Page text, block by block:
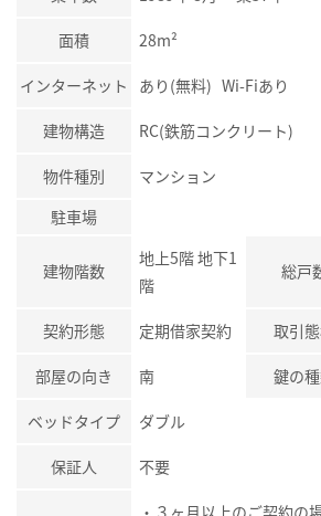
面積 28m²
インターネット あり(無料) Wi-Fiあり
建物構造 RC(鉄筋コンクリート)
物件種別
マンション
駐車場
建物階数
地上5階 地下1
階
総戸
契約形態 定期借家契約 取引
部屋の向き 南 鍵の
ベッドタイプ ダブル
保証人 不要
・３ヶ月以上のご契約の